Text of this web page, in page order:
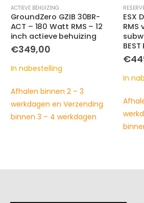
RESERVEWIEL BEHUIZING
ESX DBX800A – 400 Watt
RMS vermogen underseat
subwoofer behuizing –
BEST Product 2024
Afhalen binnen 2 – 3
werkdagen en Verzending
ESX
RMS
€
In